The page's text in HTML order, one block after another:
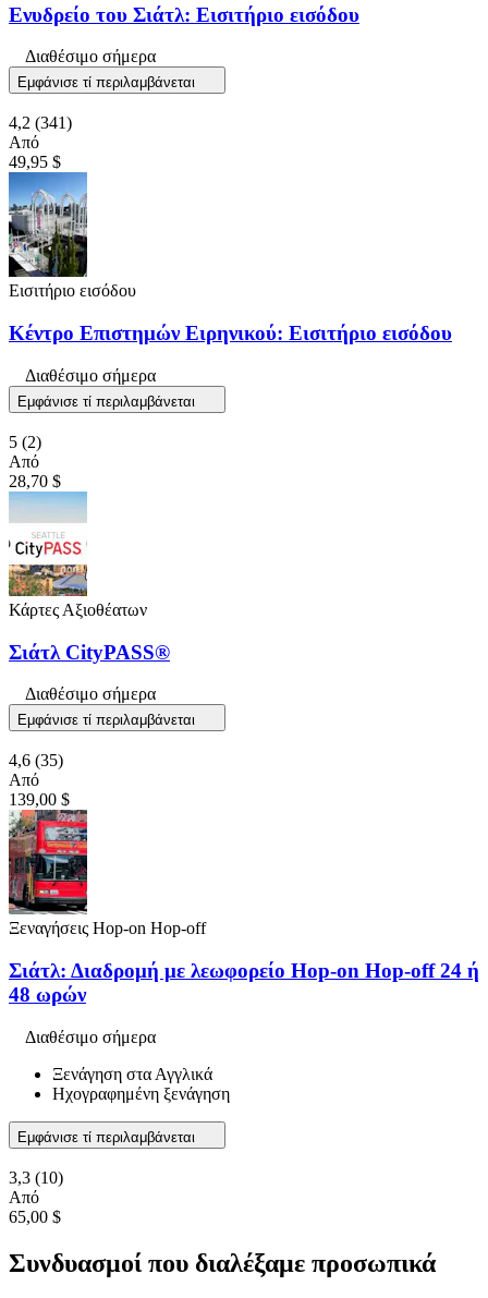
Ενυδρείο του Σιάτλ: Εισιτήριο εισόδου
Διαθέσιμο σήμερα
Εμφάνισε τί περιλαμβάνεται
4,2 (341)
Από
49,95 $
Εισιτήριο εισόδου
Κέντρο Επιστημών Ειρηνικού: Εισιτήριο εισόδου
Διαθέσιμο σήμερα
Εμφάνισε τί περιλαμβάνεται
5 (2)
Από
28,70 $
Κάρτες Αξιοθέατων
Σιάτλ CityPASS®
Διαθέσιμο σήμερα
Εμφάνισε τί περιλαμβάνεται
4,6 (35)
Από
139,00 $
Ξεναγήσεις Hop-on Hop-off
Σιάτλ: Διαδρομή με λεωφορείο Hop-on Hop-off 24 ή
48 ωρών
Διαθέσιμο σήμερα
Ξενάγηση στα Αγγλικά
Ηχογραφημένη ξενάγηση
Εμφάνισε τί περιλαμβάνεται
3,3 (10)
Από
65,00 $
Συνδυασμοί που διαλέξαμε προσωπικά